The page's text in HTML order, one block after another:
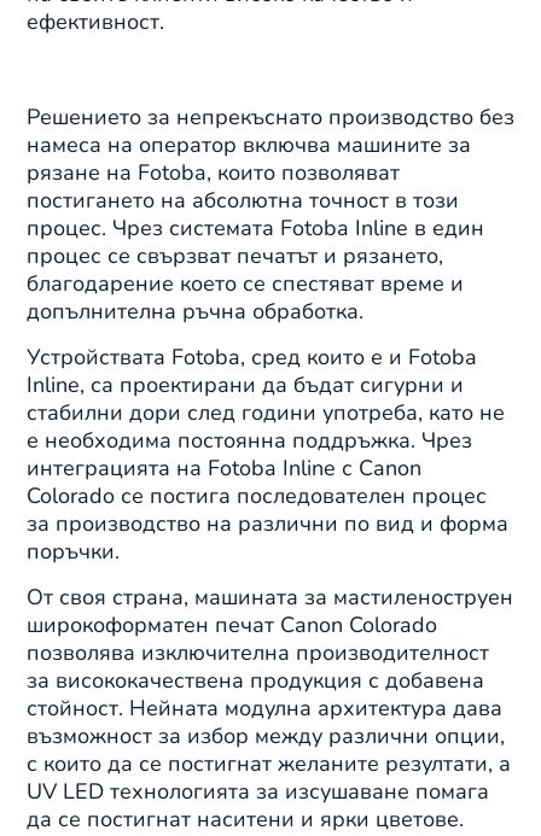
ефективност.
Решението за непрекъснато производство без
намеса на оператор включва машините за
рязане на Fotoba, които позволяват
постигането на абсолютна точност в този
процес. Чрез системата Fotoba Inline в един
процес се свързват печатът и рязането,
благодарение което се спестяват време и
допълнителна ръчна обработка.
Устройствата Fotoba, сред които е и Fotoba
Inline, са проектирани да бъдат сигурни и
стабилни дори след години употреба, като не
е необходима постоянна поддръжка. Чрез
интеграцията на Fotoba Inline с Canon
Colorado се постига последователен процес
за производство на различни по вид и форма
поръчки.
От своя страна, машината за мастиленоструен
широкоформатен печат Canon Colorado
позволява изключителна производителност
за висококачествена продукция с добавена
стойност. Нейната модулна архитектура дава
възможност за избор между различни опции,
с които да се постигнат желаните резултати, а
UV LED технологията за изсушаване помага
да се постигнат наситени и ярки цветове.